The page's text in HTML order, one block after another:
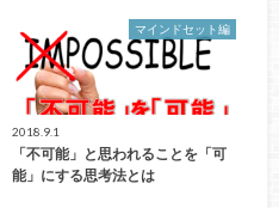
マインドセット編
2018.9.1
「不可能」と思われることを「可
能」にする思考法とは